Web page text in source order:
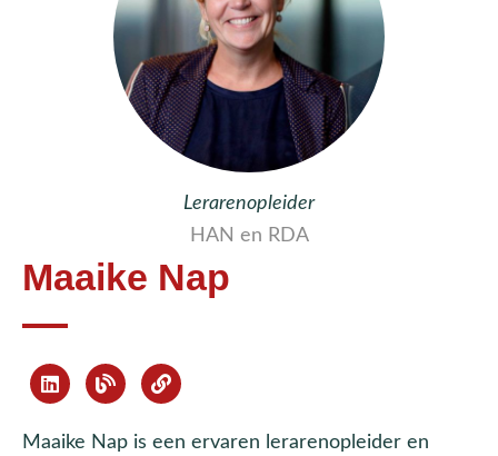
Lerarenopleider
HAN en RDA
Maaike Nap
Maaike Nap is een ervaren lerarenopleider en